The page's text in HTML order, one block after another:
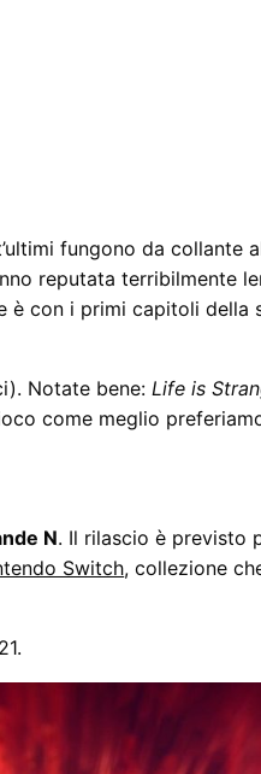
fungono da collante
reputata terribilmente
è con i primi capitoli
Notate bene: Life is
come meglio
N. Il rilascio è previsto
Switch, collezione